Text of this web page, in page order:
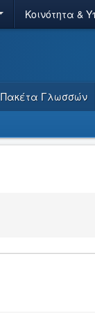
Κοινότητα &
Πακέτα Γλωσσών